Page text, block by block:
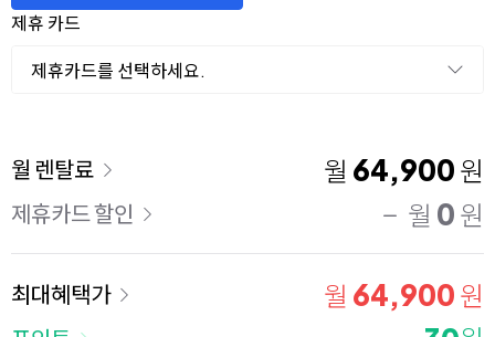
제휴 카드
제휴카드를 선택하세요.
이용 요금
월 렌탈료 월 64,900 원
제휴카드 할인 월 0 원
최대혜택가 월 64,900 원